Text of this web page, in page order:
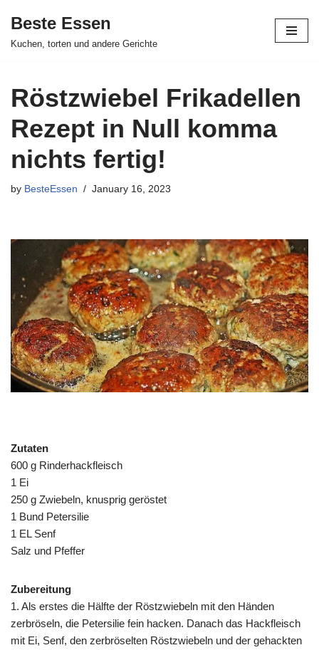
Skip
Beste Essen
Kuchen, torten und andere Gerichte
Röstzwiebel Frikadellen
Rezept in Null komma
nichts fertig!
by BesteEssen January 16, 2023
Zutaten
600 g Rinderhackfleisch
1 Ei
250 g Zwiebeln, knusprig geröstet
1 Bund Petersilie
1 EL Senf
Salz und Pfeffer
Zubereitung
1. Als erstes die Hälfte der Röstzwiebeln mit den Händen
zerbröseln, die Petersilie fein hacken. Danach das Hackfleisch
mit Ei, Senf, den zerbröselten Röstzwiebeln und der gehackten